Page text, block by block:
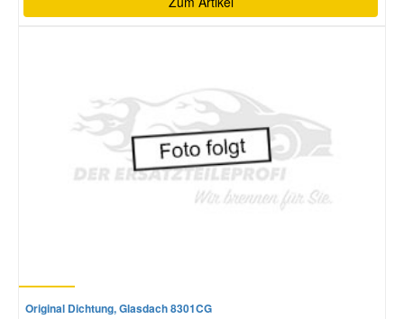
Original Dichtung, Glasdach 8301CG